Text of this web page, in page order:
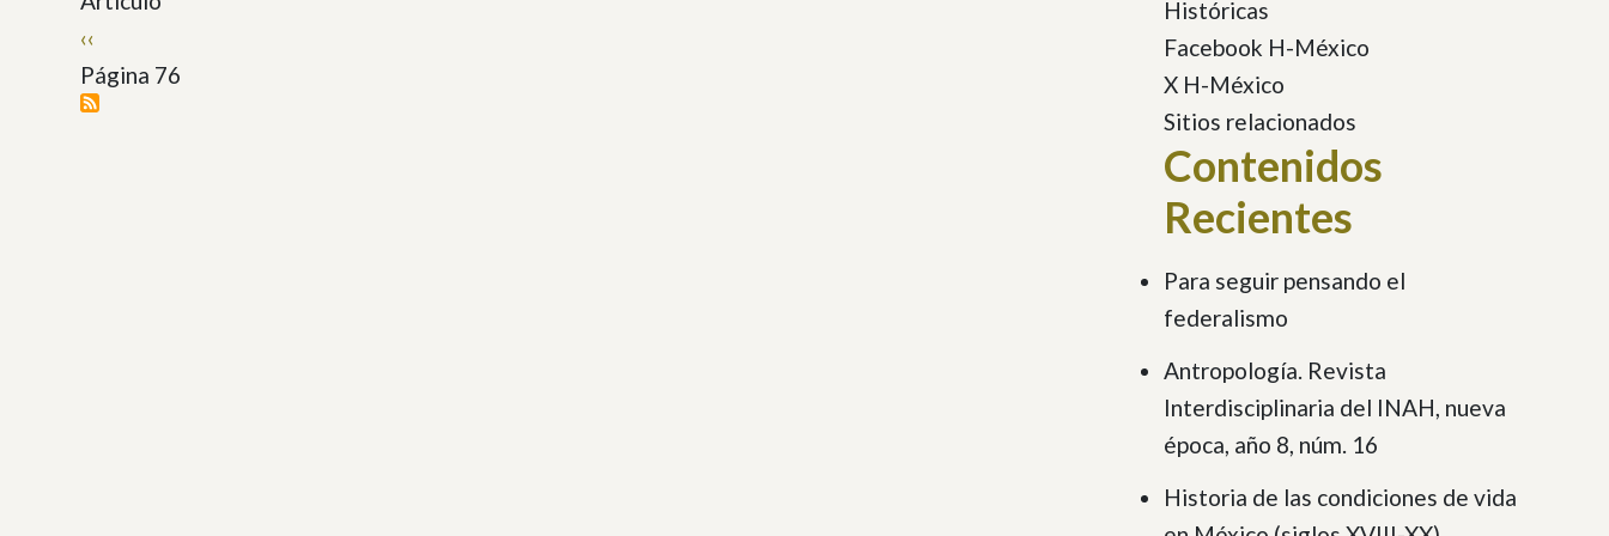
Paginación
Página
anterior
‹‹
Página 76
Históricas
Facebook H-México
X H-México
Sitios relacionados
Contenidos
Recientes
Para seguir pensando el
federalismo
Antropología. Revista
Interdisciplinaria del INAH, nueva
época, año 8, núm. 16
Historia de las condiciones de vida